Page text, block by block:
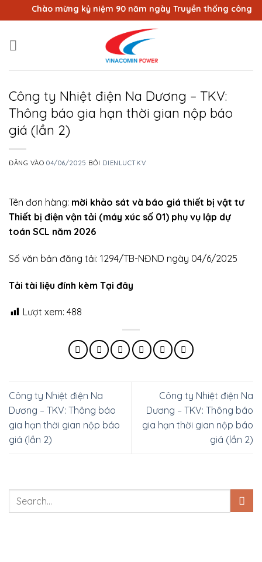
qua
dung
Chào mừng kỷ niệm 90 năm ngày Truyền thống công
Công ty Nhiệt điện Na Dương – TKV:
Thông báo gia hạn thời gian nộp báo
giá (lần 2)
ĐĂNG VÀO04/06/2025 BỞI DIENLUCTKV
Tên đơn hàng: mời khảo sát và báo giá thiết bị vật tư
Thiết bị điện vận tải (máy xúc số 01) phụ vụ lập dự
toán SCL năm 2026
Số văn bản đăng tải: 1294/TB-NĐND ngày 04/6/2025
Tải tài liệu đính kèm Tại đây
Lượt xem: 488
Công ty Nhiệt điện Na
Dương – TKV: Thông báo
gia hạn thời gian nộp báo
giá (lần 2)
Công ty Nhiệt điện Na
Dương – TKV: Thông báo
gia hạn thời gian nộp báo
giá (lần 2)